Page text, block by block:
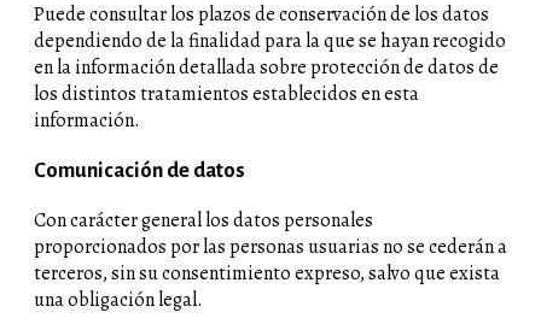
Puede consultar los plazos de conservación de los datos
dependiendo de la finalidad para la que se hayan recogido
en la información detallada sobre protección de datos de
los distintos tratamientos establecidos en esta
información.
Comunicación de datos
Con carácter general los datos personales
proporcionados por las personas usuarias no se cederán a
terceros, sin su consentimiento expreso, salvo que exista
una obligación legal.